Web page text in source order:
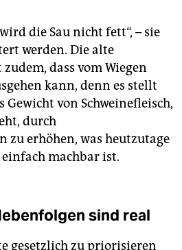
die Sau nicht fett“, – sie
werden. Die alte
dass vom Wiegen
kann, denn es stellt
von Schweinefleisch,
durch
zu erhöhen, was heutzutage
machbar ist.
sind real
gesetzlich zu priorisieren